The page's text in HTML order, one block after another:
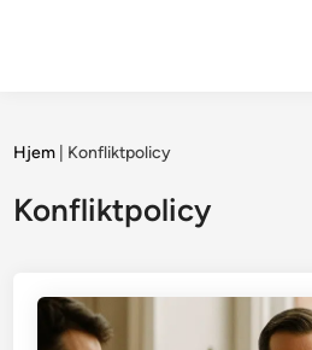
Hjem Konfliktpolicy
Konfliktpolicy